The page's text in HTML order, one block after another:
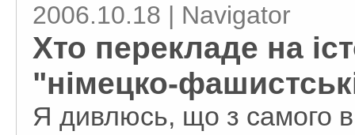
2006.10.18 | Navigator
Хто перекладе на
"німецко-
Я дивлюсь, що з самого